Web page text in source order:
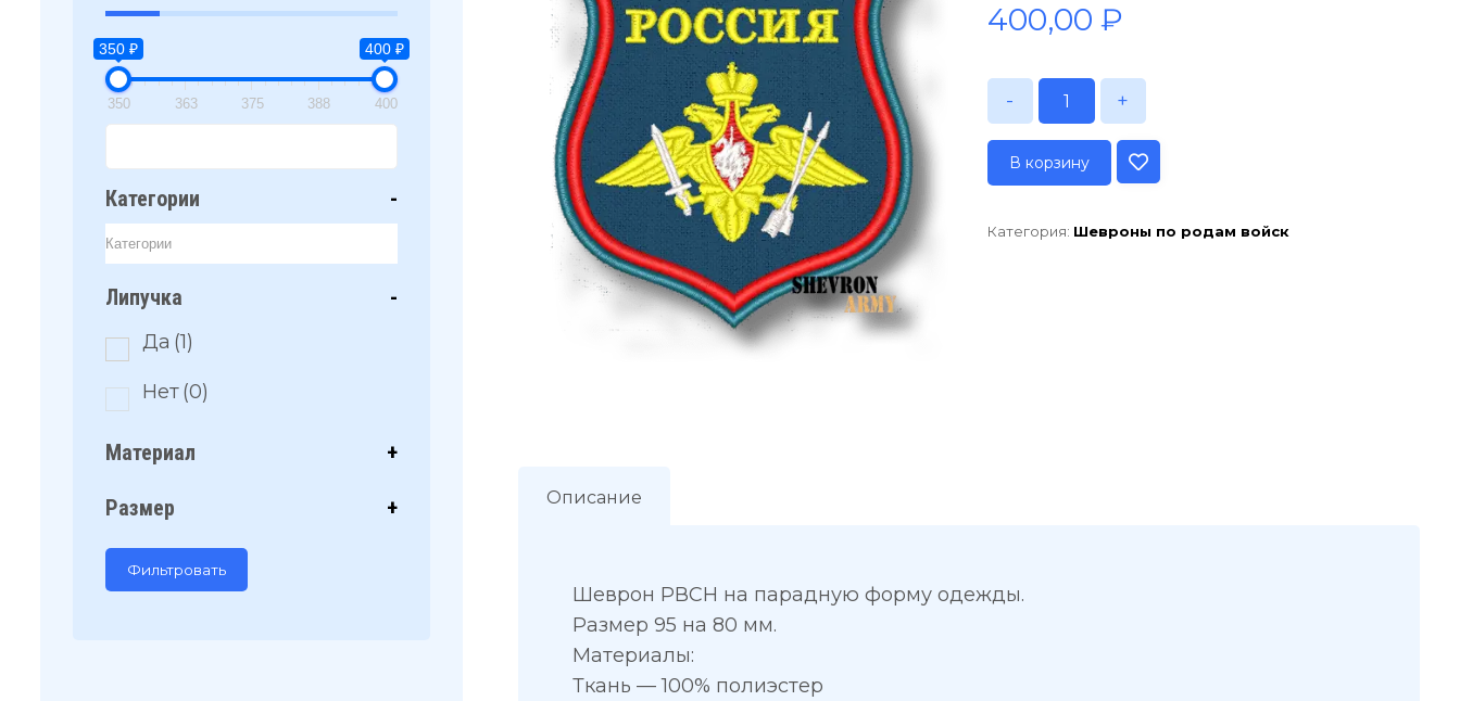
400,00 ₽
- +
В корзину
Категория: Шевроны по родам войск
Описание
Шеврон РВСН на парадную форму одежды.
Размер 95 на 80 мм.
Материалы:
Ткань — 100% полиэстер
350 ₽ 400 ₽
350 363 375 388 400
Категории -
Липучка -
Да (1)
Нет(0)
Материал +
Размер +
Фильтровать